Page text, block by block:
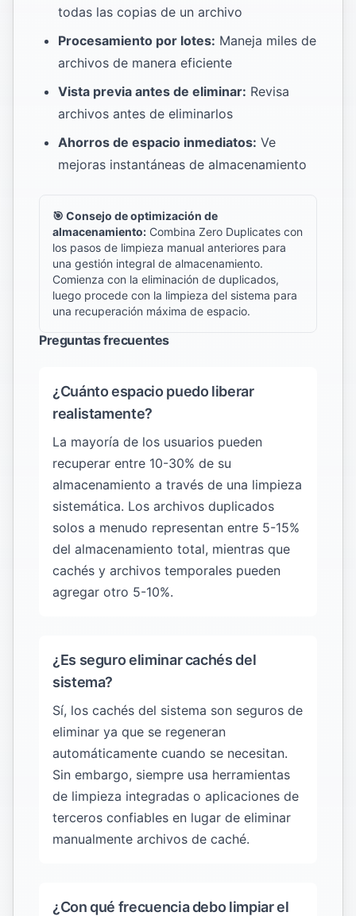
todas las copias de un archivo
Procesamiento por lotes: Maneja miles de
archivos de manera eficiente
Vista previa antes de eliminar: Revisa
archivos antes de eliminarlos
Ahorros de espacio inmediatos: Ve
mejoras instantáneas de almacenamiento
🎯 Consejo de optimización de
almacenamiento: Combina Zero Duplicates con
los pasos de limpieza manual anteriores para
una gestión integral de almacenamiento.
Comienza con la eliminación de duplicados,
luego procede con la limpieza del sistema para
una recuperación máxima de espacio.
Preguntas frecuentes
¿Cuánto espacio puedo liberar
realistamente?
La mayoría de los usuarios pueden
recuperar entre 10-30% de su
almacenamiento a través de una limpieza
sistemática. Los archivos duplicados
solos a menudo representan entre 5-15%
del almacenamiento total, mientras que
cachés y archivos temporales pueden
agregar otro 5-10%.
¿Es seguro eliminar cachés del
sistema?
Sí, los cachés del sistema son seguros de
eliminar ya que se regeneran
automáticamente cuando se necesitan.
Sin embargo, siempre usa herramientas
de limpieza integradas o aplicaciones de
terceros confiables en lugar de eliminar
manualmente archivos de caché.
¿Con qué frecuencia debo limpiar el